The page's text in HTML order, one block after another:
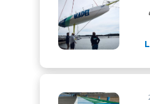
JEREZ SCEGLIE